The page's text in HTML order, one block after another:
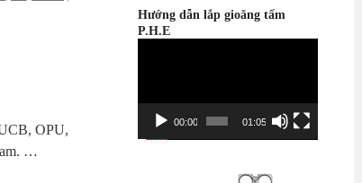
OPU,
…
Hướng dẫn lắp gioăng tấm
P.H.E
00:00 01:05